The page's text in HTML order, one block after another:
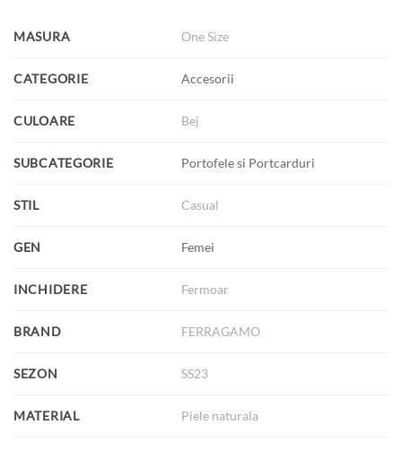
MASURA One Size
CATEGORIE Accesorii
CULOARE Bej
SUBCATEGORIE Portofele si Portcarduri
STIL Casual
GEN Femei
INCHIDERE Fermoar
BRAND FERRAGAMO
SEZON SS23
MATERIAL Piele naturala